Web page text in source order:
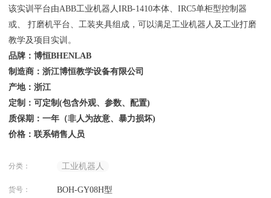
该实训平台由ABB工业机器人IRB-1410本体、IRC5单柜型控制器
或、 打磨机平台、工装夹具组成，可以满足工业机器人及工业打磨
教学及项目实训。
品牌：博恒BHENLAB
制造商：浙江博恒教学设备有限公司
产地：浙江
定制：可定制(包含外观、参数、配置)
质保期：一年（非人为故意、暴力损坏)
价格：联系销售人员
分类： 工业机器人
货号： BOH-GY08H型